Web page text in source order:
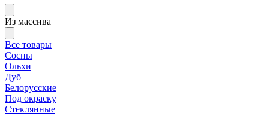
Из массива
Все товары
Сосны
Ольхи
Дуб
Белорусские
Под окраску
Стеклянные